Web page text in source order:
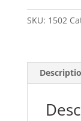
SKU: 1502